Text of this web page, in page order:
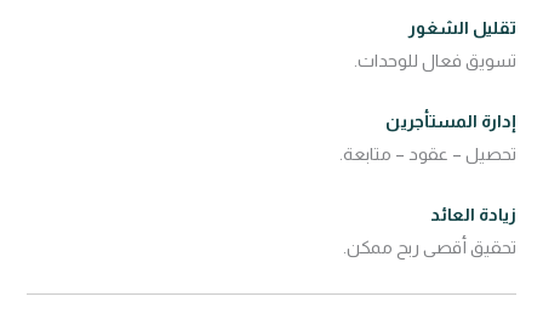
تقليل الشغور
تسويق فعال للوحدات.
إدارة المستأجرين
تحصيل – عقود – متابعة.
زيادة العائد
تحقيق أقصى ربح ممكن.